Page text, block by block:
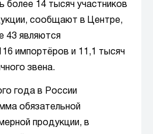
более 14 тысяч участников
сообщают в Центре,
43 являются
импортёров и 11,1 тысяч
звена.
года в России
обязательной
продукции, в